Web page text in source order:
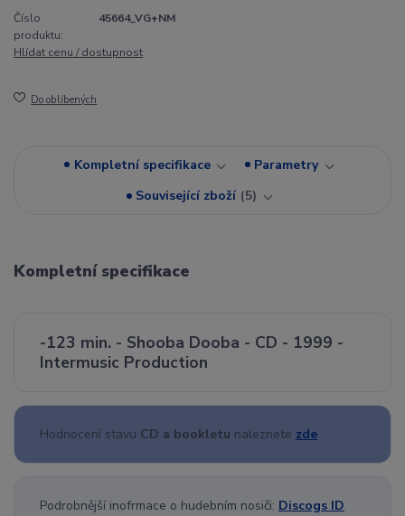
Číslo
produktu:
45664_VG+NM
Hlídat cenu / dostupnost
Do oblíbených
Kompletní specifikace
Parametry
Související zboží 5
Kompletní specifikace
-123 min. - Shooba Dooba - CD - 1999 -
Intermusic Production
Hodnocení stavu CD a bookletu naleznete zde
Podrobnější inofrmace o hudebním nosiči: Discogs ID